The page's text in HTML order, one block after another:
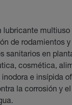
lubricante
de rodamientos
sanitarios en
cosmética,
e insípida
la corrosión y